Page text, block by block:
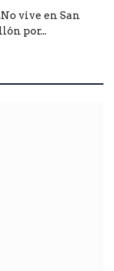
vive en San
por...